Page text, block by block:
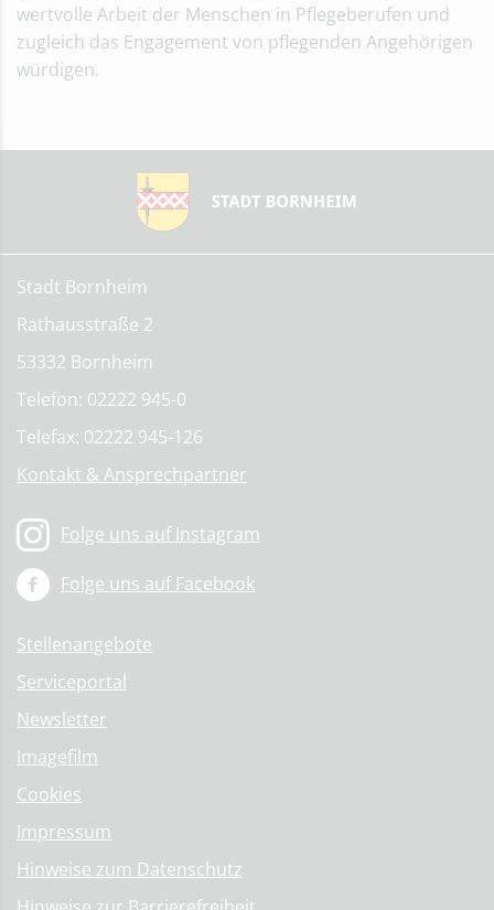
wertvolle Arbeit der Menschen in Pflegeberufen und
zugleich das Engagement von pflegenden Angehörigen
würdigen.
Stadt Bornheim
Rathausstraße 2
53332 Bornheim
Telefon: 02222 945-0
Telefax: 02222 945-126
Kontakt & Ansprechpartner
Folge uns auf Instagram
Folge uns auf Facebook
Stellenangebote
Serviceportal
Newsletter
Imagefilm
Cookies
Impressum
Hinweise zum Datenschutz